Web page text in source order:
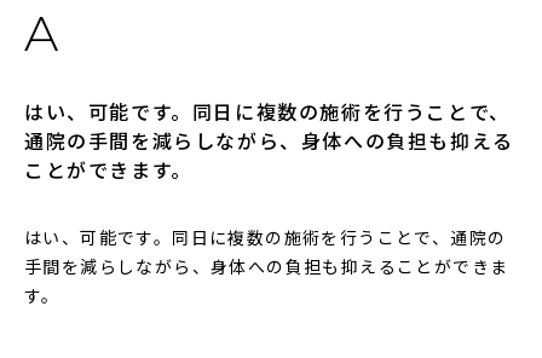
はい、可能です。同日に複数の施術を行うことで、
通院の手間を減らしながら、身体への負担も抑える
ことができます。
はい、可能です。同日に複数の施術を行うことで、通院の
手間を減らしながら、身体への負担も抑えることができま
す。